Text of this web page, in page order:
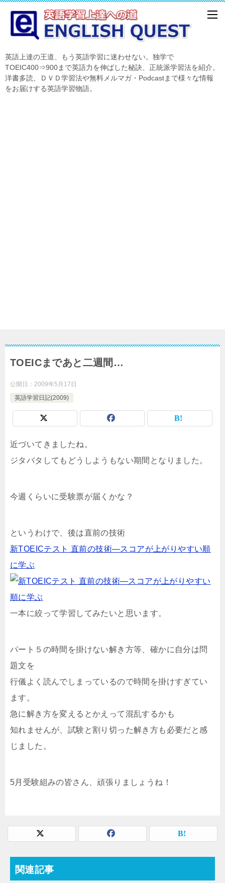
英語上達の王道、もう英語学習に迷わせない。独学で
TOEIC400⇒900まで英語力を伸ばした秘訣、正統派学習法を紹介。
洋書多読、ＤＶＤ学習法や無料メルマガ・Podcastまで様々な情報
をお届けする英語学習物語。
TOEICまであと二週間…
公開日： 2009年5月17日
英語学習日記(2009)
近づいてきましたね。
ジタバタしてもどうしようもない期間となりました。
今週くらいに受験票が届くかな？
というわけで、後は直前の技術
新TOEICテスト 直前の技術―スコアが上がりやすい順
に学ぶ
一本に絞って学習してみたいと思います。
パート５の時間を掛けない解き方等、確かに自分は問
題文を
行儀よく読んでしまっているので時間を掛けすぎてい
ます。
急に解き方を変えるとかえって混乱するかも
知れませんが、試験と割り切った解き方も必要だと感
じました。
5月受験組みの皆さん、頑張りましょうね！
関連記事